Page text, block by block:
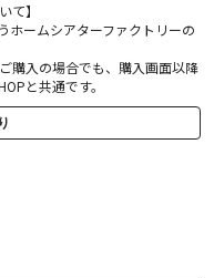
て】
ホームシアターファクトリーの
購入の場合でも、購入画面以降
と共通です。